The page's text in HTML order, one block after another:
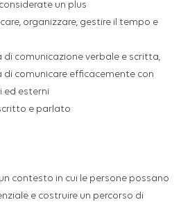
un plus
organizzare, gestire il tempo e
di comunicazione verbale e scritta,
di comunicare efficacemente con
ed esterni
e parlato
contesto in cui le persone possano
e costruire un percorso di